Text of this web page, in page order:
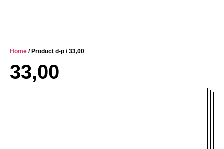
Home / Product d-p / 33,00
33,00